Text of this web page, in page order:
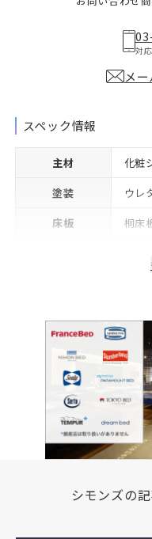
対
メー
スペック情報
主材
化粧
塗装
ウレ
床板
桐床
シモンズの